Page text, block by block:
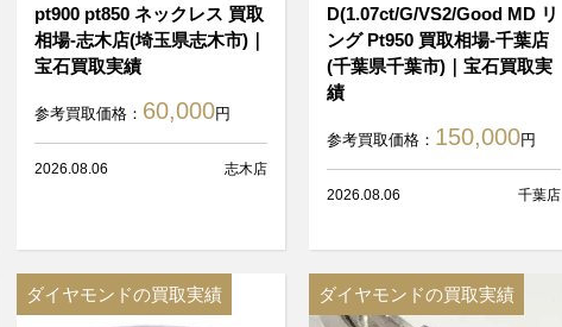
pt900 pt850 ネックレス 買取
相場-志木店(埼玉県志木市)｜
宝石買取実績
参考買取価格： 60,000円
2026.08.06 志木店
D(1.07ct/G/VS2/Good MD リ
ング Pt950 買取相場-千葉店
(千葉県千葉市)｜宝石買取実
績
参考買取価格： 150,000円
2026.08.06 千葉店
ダイヤモンドの買取実績 ダイヤモンドの買取実績